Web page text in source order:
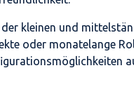
kleinen und
oder monatelange